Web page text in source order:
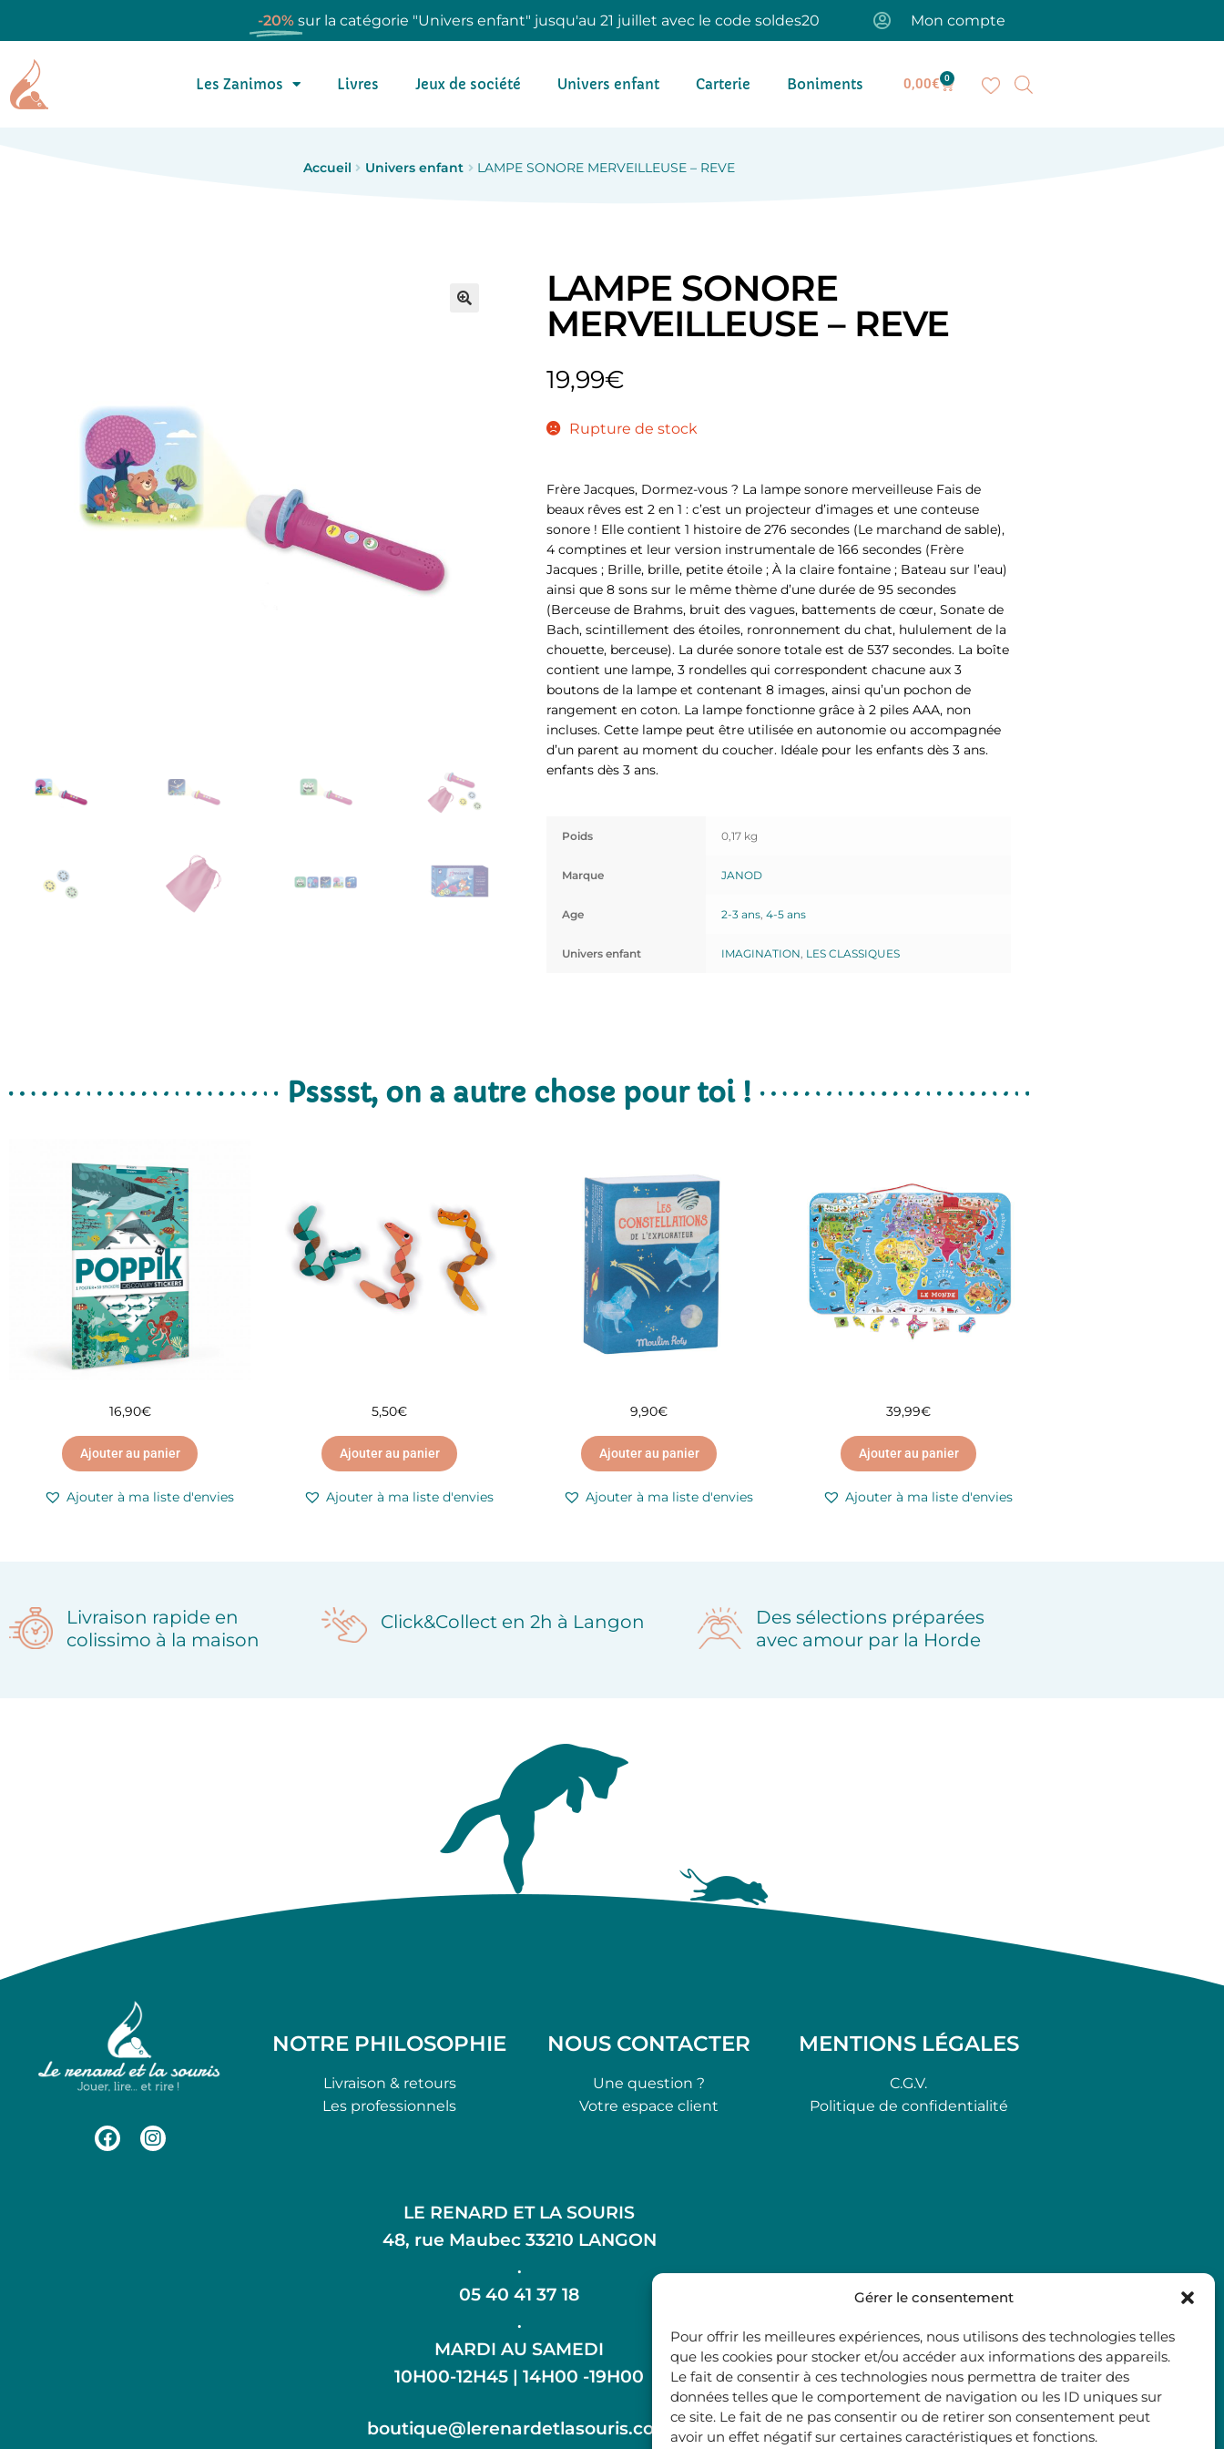
Gérer le consentement
Pour offrir les meilleures expériences, nous utilisons des technologies telles
que les cookies pour stocker et/ou accéder aux informations des appareils.
Le fait de consentir à ces technologies nous permettra de traiter des
données telles que le comportement de navigation ou les ID uniques sur
ce site. Le fait de ne pas consentir ou de retirer son consentement peut
avoir un effet négatif sur certaines caractéristiques et fonctions.
-20% sur la catégorie "Univers enfant" jusqu'au 21 juillet avec le code soldes20 Mon compte
Les Zanimos Livres Jeux de société Univers enfant Carterie Boniments 0,00€ 0
Accueil Univers enfant LAMPE SONORE MERVEILLEUSE – REVE
LAMPE SONORE
MERVEILLEUSE – REVE
19,99€
Rupture de stock
Frère Jacques, Dormez-vous ? La lampe sonore merveilleuse Fais de
beaux rêves est 2 en 1 : c’est un projecteur d’images et une conteuse
sonore ! Elle contient 1 histoire de 276 secondes (Le marchand de sable),
4 comptines et leur version instrumentale de 166 secondes (Frère
Jacques ; Brille, brille, petite étoile ; À la claire fontaine ; Bateau sur l’eau)
ainsi que 8 sons sur le même thème d’une durée de 95 secondes
(Berceuse de Brahms, bruit des vagues, battements de cœur, Sonate de
Bach, scintillement des étoiles, ronronnement du chat, hululement de la
chouette, berceuse). La durée sonore totale est de 537 secondes. La boîte
contient une lampe, 3 rondelles qui correspondent chacune aux 3
boutons de la lampe et contenant 8 images, ainsi qu’un pochon de
rangement en coton. La lampe fonctionne grâce à 2 piles AAA, non
incluses. Cette lampe peut être utilisée en autonomie ou accompagnée
d’un parent au moment du coucher. Idéale pour les enfants dès 3 ans.
enfants dès 3 ans.
Poids 0,17 kg
Marque JANOD
Age 2-3 ans, 4-5 ans
Univers enfant IMAGINATION LES CLASSIQUES
Psssst, on a autre chose pour toi !
16,90€
Ajouter au panier
Ajouter à ma liste d'envies
5,50€
Ajouter au panier
Ajouter à ma liste d'envies
9,90€
Ajouter au panier
Ajouter à ma liste d'envies
39,99€
Ajouter au panier
Ajouter à ma liste d'envies
Livraison rapide en
colissimo à la maison
Click&Collect en 2h à Langon
Des sélections préparées
avec amour par la Horde
NOTRE PHILOSOPHIE
Livraison & retours
Les professionnels
NOUS CONTACTER
Une question ?
Votre espace client
MENTIONS LÉGALES
C.G.V.
Politique de confidentialité
LE RENARD ET LA SOURIS
48, rue Maubec 33210 LANGON
.
05 40 41 37 18
.
MARDI AU SAMEDI
10H00-12H45 | 14H00 -19H00
boutique@lerenardetlasouris.com